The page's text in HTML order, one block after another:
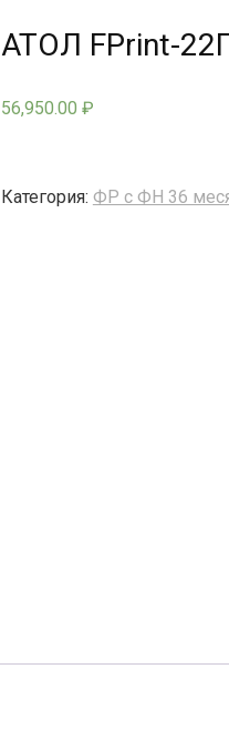
АТОЛ FPrint-
56,950.00 ₽
Категория: ФР с ФН 36